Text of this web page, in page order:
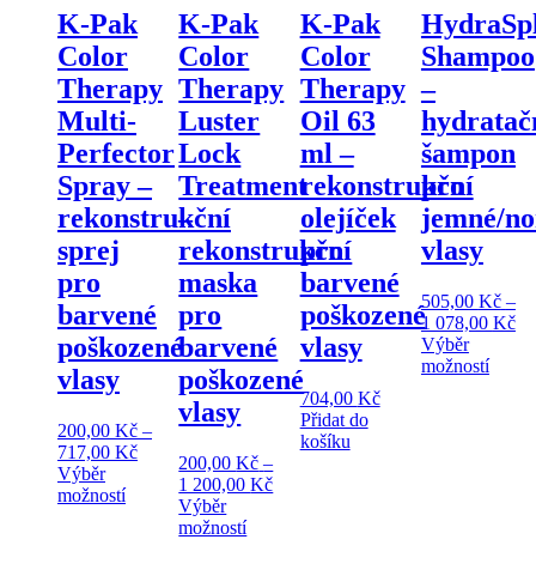
produktu
K-Pak
Color
Therapy
Multi-
Perfector
Spray –
rekonstrukční
sprej
pro
barvené
poškozené
vlasy
200,00 Kč –
717,00 KčRozpětí
200,00 Kč
717,00 Kč
Výběr
možnostíTento
produkt
K-Pak
Color
Therapy
Luster
Lock
Treatment
–
rekonstrukční
maska
pro
barvené
poškozené
vlasy
200,00Kč –
1 200,00KčRozpětí
Výběr
možnostíTento
K-Pak
Color
Therapy
Oil 63
ml –
rekonstrukční
olejíček
pro
barvené
poškozené
vlasy
704,00 Kč
Přidat do
košíku
Shampoo
–
šampon
pro
jemné/
vlasy
505,00 Kč –
1 078,00 Kč
Výběr
možnostíTento